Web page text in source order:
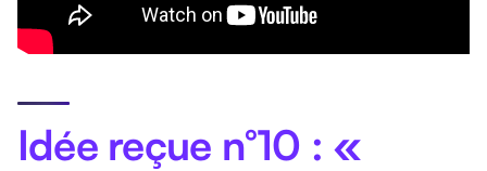
Idée reçue n°10 : «